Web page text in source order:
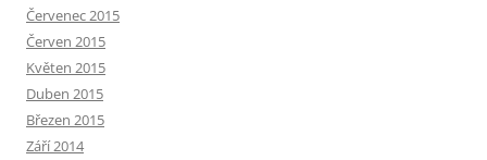
Červenec 2015
Červen 2015
Květen 2015
Duben 2015
Březen 2015
Září 2014